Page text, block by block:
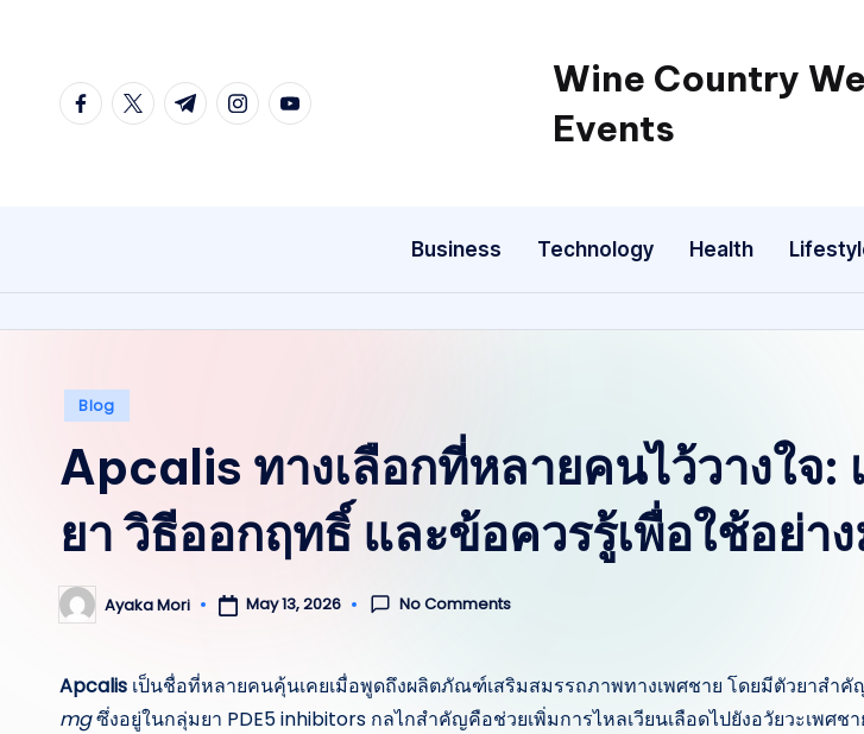
content
facebook.com
twitter.com
t.me instagram.com
youtube.com
Wine Country
Events
Business Technology Health
Posted
Blog
Apcalis ทางเลือกที่หลายคนไว้วางใจ:
ยา วิธีออกฤทธิ์ และข้อควรรู้เพื่อใช้อย่า
Posted
by
Ayaka Mori May 13, 2026 No Comments
Apcalis เป็นชื่อที่หลายคนคุ้นเคยเมื่อพูดถึงผลิตภัณฑ์เสริมสมรรถภาพทางเพศชาย โดยมีตัวยาสำ
mgซึ่งอยู่ในกลุ่มยา PDE5 inhibitors กลไกสำคัญคือช่วยเพิ่มการไหลเวียนเลือดไปยังอวัยวะเพศช